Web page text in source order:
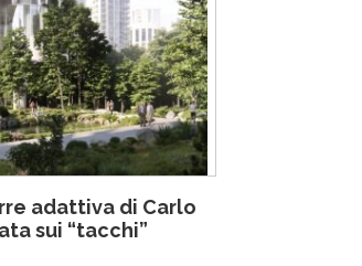
adattiva di Carlo
sui “tacchi”